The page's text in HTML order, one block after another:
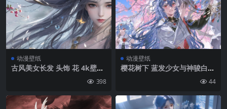
动漫壁纸
古风美女长发 头饰 花 4k壁纸
398
动漫壁纸
樱花树下 蓝发少女与神骏白马
44